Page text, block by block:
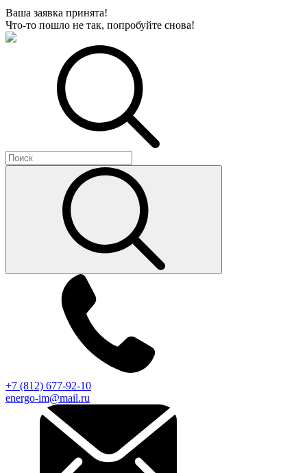
Ваша заявка принята!
Что-то пошло не так, попробуйте снова!
+7 (812) 677-92-10
energo-im@mail.ru